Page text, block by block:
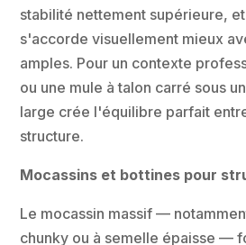
stabilité nettement supérieure,
s'accorde visuellement mieux
amples. Pour un contexte
ou une mule à talon carré sous
large crée l'équilibre parfait
structure.
Mocassins et bottines pour
Le mocassin massif —
chunky ou à semelle épaisse —